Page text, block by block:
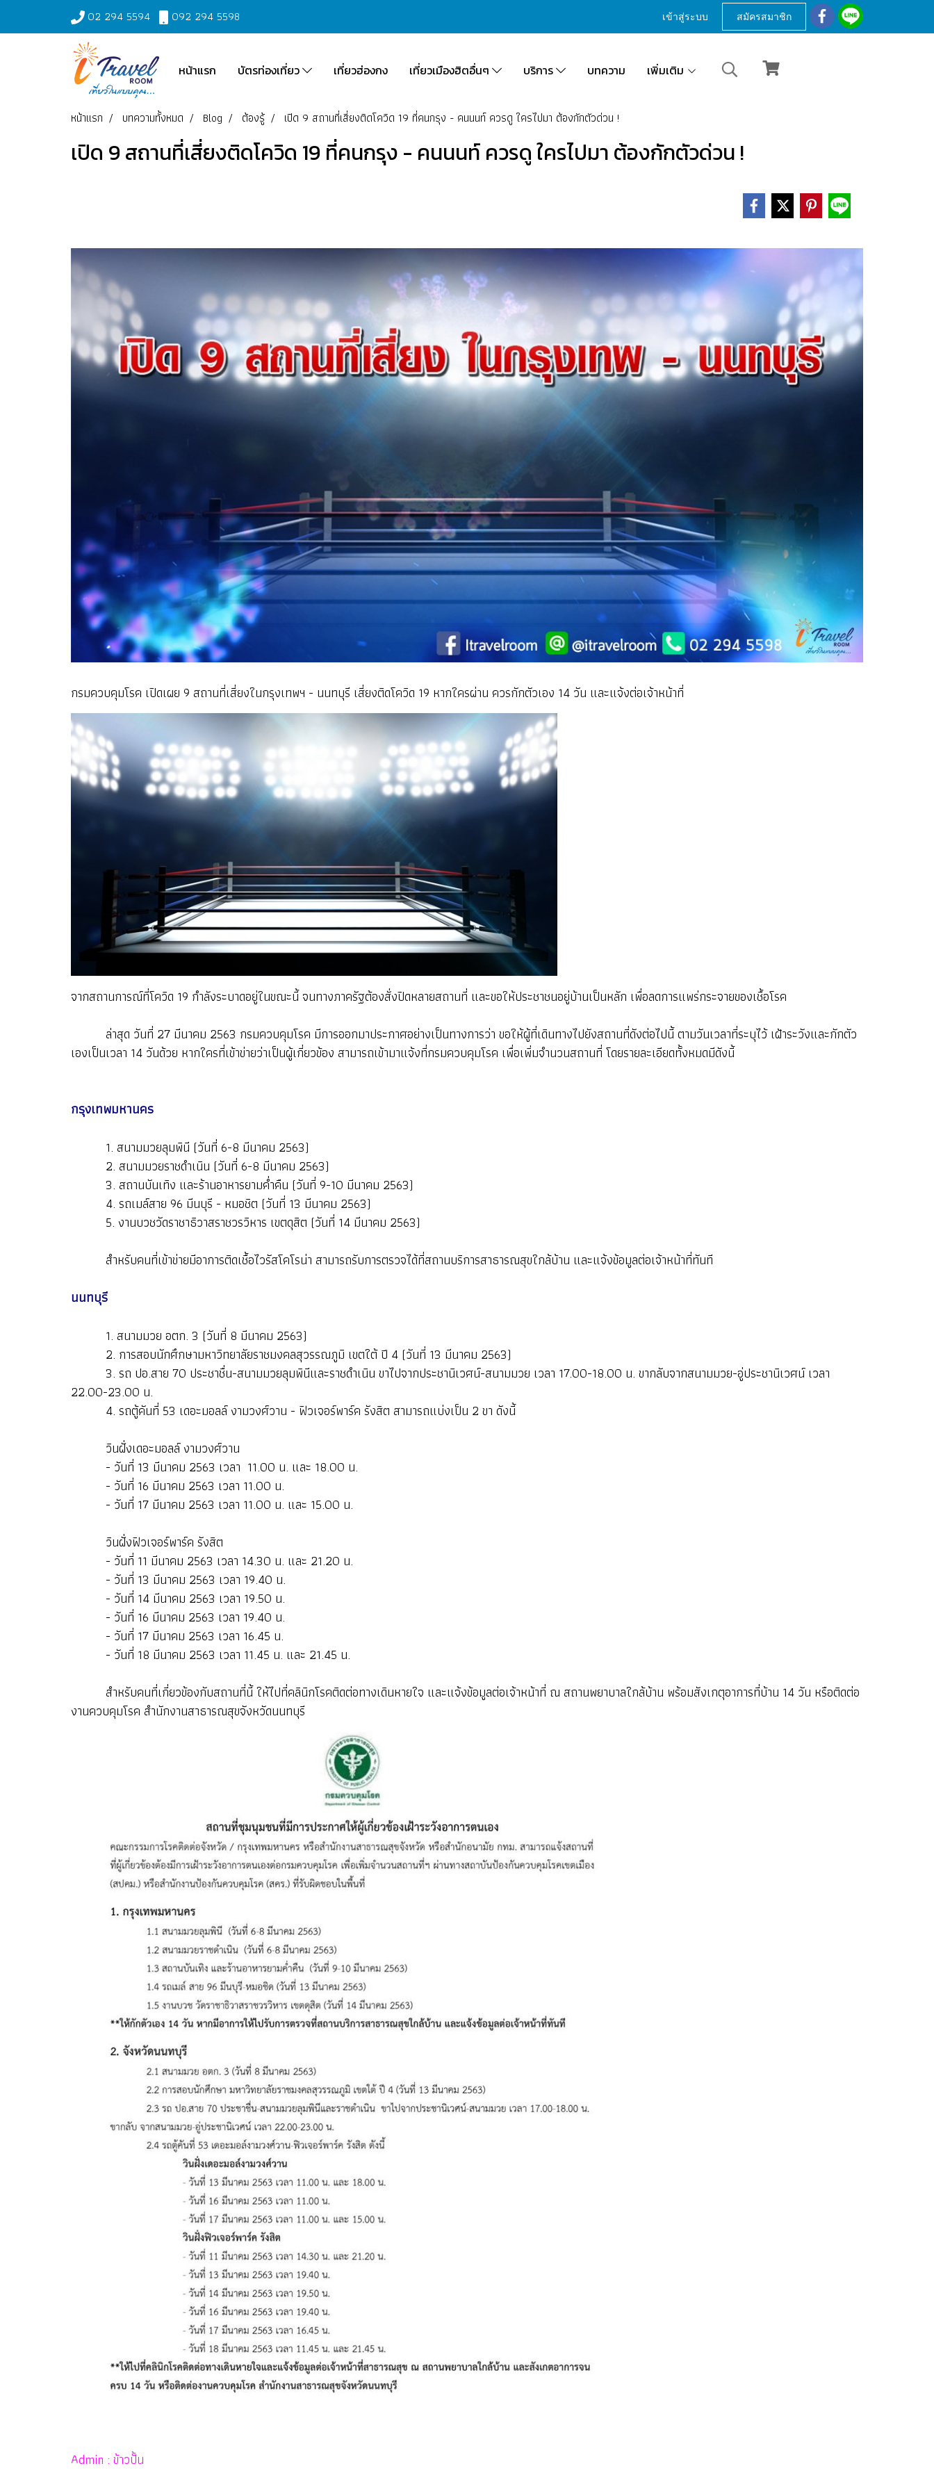
02 294 5594 092 294 5598 เข้าสู่ระบบ สมัครสมาชิก
หน้าแรก บัตรท่องเที่ยว เที่ยวฮ่องกง เที่ยวเมืองฮิตอื่นๆ บริการ บทความ เพิ่มเติม
หน้าแรก บทความทั้งหมด Blog ต้องรู้ เปิด 9 สถานที่เสี่ยงติดโควิด 19 ที่คนกรุง - คนนนท์ ควรดู ใครไปมา ต้องกักตัวด่วน !
เปิด 9 สถานที่เสี่ยงติดโควิด 19 ที่คนกรุง - คนนนท์ ควรดู ใครไปมา ต้องกักตัวด่วน !
กรมควบคุมโรค เปิดเผย 9 สถานที่เสี่ยงในกรุงเทพฯ - นนทบุรี เสี่ยงติดโควิด 19 หากใครผ่าน ควรกักตัวเอง 14 วัน และแจ้งต่อเจ้าหน้าที่
จากสถานการณ์ที่โควิด 19 กำลังระบาดอยู่ในขณะนี้ จนทางภาครัฐต้องสั่งปิดหลายสถานที่ และขอให้ประชาชนอยู่บ้านเป็นหลัก เพื่อลดการแพร่กระจายของเชื้อโรค
ล่าสุด วันที่ 27 มีนาคม 2563 กรมควบคุมโรค มีการออกมาประกาศอย่างเป็นทางการว่า ขอให้ผู้ที่เดินทางไปยังสถานที่ดังต่อไปนี้ ตามวันเวลาที่ระบุไว้ เฝ้าระวังและกักตัว
เองเป็นเวลา 14 วันด้วย หากใครที่เข้าข่ายว่าเป็นผู้เกี่ยวข้อง สามารถเข้ามาแจ้งที่กรมควบคุมโรค เพื่อเพิ่มจำนวนสถานที่ โดยรายละเอียดทั้งหมดมีดังนี้
กรุงเทพมหานคร
1. สนามมวยลุมพินี (วันที่ 6-8 มีนาคม 2563)
2. สนามมวยราชดำเนิน (วันที่ 6-8 มีนาคม 2563)
3. สถานบันเทิง และร้านอาหารยามค่ำคืน (วันที่ 9-10 มีนาคม 2563)
4. รถเมล์สาย 96 มีนบุรี - หมอชิต (วันที่ 13 มีนาคม 2563)
5. งานบวชวัดราชาธิวาสราชวรวิหาร เขตดุสิต (วันที่ 14 มีนาคม 2563)
สำหรับคนที่เข้าข่ายมีอาการติดเชื้อไวรัสโคโรน่า สามารถรับการตรวจได้ที่สถานบริการสาธารณสุขใกล้บ้าน และแจ้งข้อมูลต่อเจ้าหน้าที่ทันที
นนทบุรี
1. สนามมวย อตก. 3 (วันที่ 8 มีนาคม 2563)
2. การสอบนักศึกษามหาวิทยาลัยราชมงคลสุวรรณภูมิ เขตใต้ ปี 4 (วันที่ 13 มีนาคม 2563)
3. รถ ปอ.สาย 70 ประชาชื่น-สนามมวยลุมพินีและราชดำเนิน ขาไปจากประชานิเวศน์-สนามมวย เวลา 17.00-18.00 น. ขากลับจากสนามมวย-อู่ประชานิเวศน์ เวลา
22.00-23.00 น.
4. รถตู้คันที่ 53 เดอะมอลล์ งามวงศ์วาน - ฟิวเจอร์พาร์ค รังสิต สามารถแบ่งเป็น 2 ขา ดังนี้
วินฝั่งเดอะมอลล์ งามวงศ์วาน
- วันที่ 13 มีนาคม 2563 เวลา 11.00 น. และ 18.00 น.
- วันที่ 16 มีนาคม 2563 เวลา 11.00 น.
- วันที่ 17 มีนาคม 2563 เวลา 11.00 น. และ 15.00 น.
วินฝั่งฟิวเจอร์พาร์ค รังสิต
- วันที่ 11 มีนาคม 2563 เวลา 14.30 น. และ 21.20 น.
- วันที่ 13 มีนาคม 2563 เวลา 19.40 น.
- วันที่ 14 มีนาคม 2563 เวลา 19.50 น.
- วันที่ 16 มีนาคม 2563 เวลา 19.40 น.
- วันที่ 17 มีนาคม 2563 เวลา 16.45 น.
- วันที่ 18 มีนาคม 2563 เวลา 11.45 น. และ 21.45 น.
สำหรับคนที่เกี่ยวข้องกับสถานที่นี้ ให้ไปที่คลินิกโรคติดต่อทางเดินหายใจ และแจ้งข้อมูลต่อเจ้าหน้าที่ ณ สถานพยาบาลใกล้บ้าน พร้อมสังเกตุอาการที่บ้าน 14 วัน หรือติดต่อ
งานควบคุมโรค สำนักงานสาธารณสุขจังหวัดนนทบุรี
Admin : ข้าวปั้น